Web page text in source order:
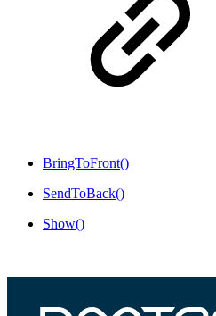
BringToFront()
SendToBack()
Show()